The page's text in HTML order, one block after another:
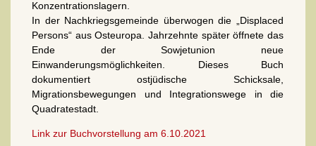
Konzentrationslagern.
In der Nachkriegsgemeinde überwogen die „Displaced
Persons“ aus Osteuropa. Jahrzehnte später öffnete das
Ende der Sow­jet­union neue
Einwanderungsmöglichkeiten. Dieses Buch
dokumentiert ostjüdische Schicksale,
Migrationsbewegungen und Integrationswege in die
Quadratestadt.
Link zur Buchvorstellung am 6.10.2021